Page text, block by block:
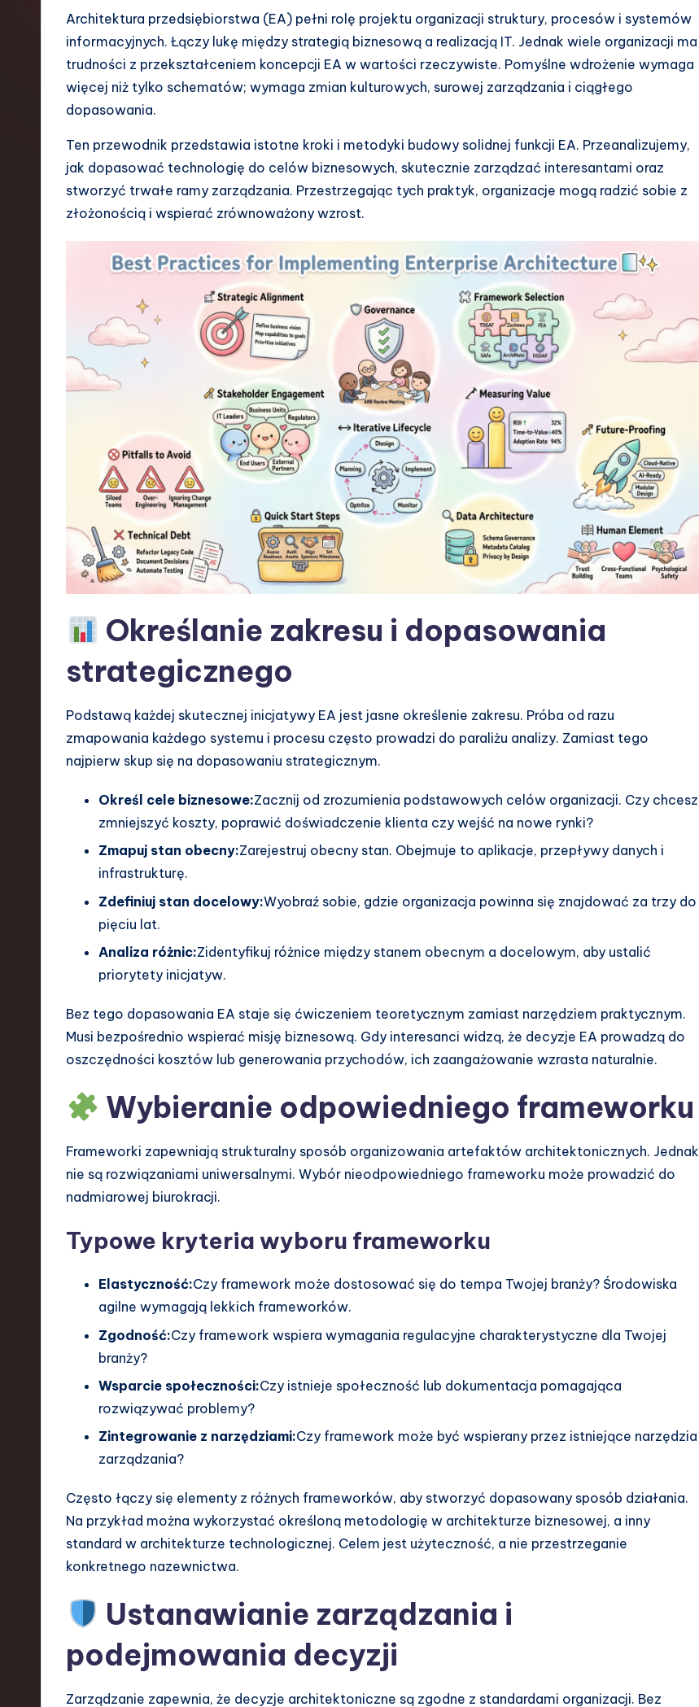
ft
w
Architektura przedsiębiorstwa (EA) pełni rolę projektu organizacji struktury, procesów i systemów
informacyjnych. Łączy lukę między strategią biznesową a realizacją IT. Jednak wiele organizacji ma
trudności z przekształceniem koncepcji EA w wartości rzeczywiste. Pomyślne wdrożenie wymaga
więcej niż tylko schematów; wymaga zmian kulturowych, surowej zarządzania i ciągłego
dopasowania.
Ten przewodnik przedstawia istotne kroki i metodyki budowy solidnej funkcji EA. Przeanalizujemy,
jak dopasować technologię do celów biznesowych, skutecznie zarządzać interesantami oraz
stworzyć trwałe ramy zarządzania. Przestrzegając tych praktyk, organizacje mogą radzić sobie z
złożonością i wspierać zrównoważony wzrost.
Określanie zakresu i dopasowania
strategicznego
Podstawą każdej skutecznej inicjatywy EA jest jasne określenie zakresu. Próba od razu
zmapowania każdego systemu i procesu często prowadzi do paraliżu analizy. Zamiast tego
najpierw skup się na dopasowaniu strategicznym.
Określ cele biznesowe:Zacznij od zrozumienia podstawowych celów organizacji. Czy chcesz
zmniejszyć koszty, poprawić doświadczenie klienta czy wejść na nowe rynki?
Zmapuj stan obecny:Zarejestruj obecny stan. Obejmuje to aplikacje, przepływy danych i
infrastrukturę.
Zdefiniuj stan docelowy:Wyobraź sobie, gdzie organizacja powinna się znajdować za trzy do
pięciu lat.
Analiza różnic:Zidentyfikuj różnice między stanem obecnym a docelowym, aby ustalić
priorytety inicjatyw.
Bez tego dopasowania EA staje się ćwiczeniem teoretycznym zamiast narzędziem praktycznym.
Musi bezpośrednio wspierać misję biznesową. Gdy interesanci widzą, że decyzje EA prowadzą do
oszczędności kosztów lub generowania przychodów, ich zaangażowanie wzrasta naturalnie.
Wybieranie odpowiedniego frameworku
Frameworki zapewniają strukturalny sposób organizowania artefaktów architektonicznych. Jednak
nie są rozwiązaniami uniwersalnymi. Wybór nieodpowiedniego frameworku może prowadzić do
nadmiarowej biurokracji.
Typowe kryteria wyboru frameworku
Elastyczność:Czy framework może dostosować się do tempa Twojej branży? Środowiska
agilne wymagają lekkich frameworków.
Zgodność:Czy framework wspiera wymagania regulacyjne charakterystyczne dla Twojej
branży?
Wsparcie społeczności:Czy istnieje społeczność lub dokumentacja pomagająca
rozwiązywać problemy?
Zintegrowanie z narzędziami:Czy framework może być wspierany przez istniejące narzędzia
zarządzania?
Często łączy się elementy z różnych frameworków, aby stworzyć dopasowany sposób działania.
Na przykład można wykorzystać określoną metodologię w architekturze biznesowej, a inny
standard w architekturze technologicznej. Celem jest użyteczność, a nie przestrzeganie
konkretnego nazewnictwa.
Ustanawianie zarządzania i
podejmowania decyzji
Zarządzanie zapewnia, że decyzje architektoniczne są zgodne z standardami organizacji. Bez